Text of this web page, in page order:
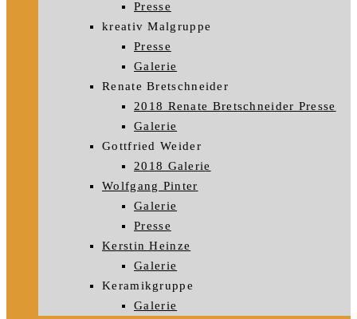
Presse
kreativ Malgruppe
Presse
Galerie
Renate Bretschneider
2018 Renate Bretschneider Presse
Galerie
Gottfried Weider
2018 Galerie
Wolfgang Pinter
Galerie
Presse
Kerstin Heinze
Galerie
Keramikgruppe
Galerie